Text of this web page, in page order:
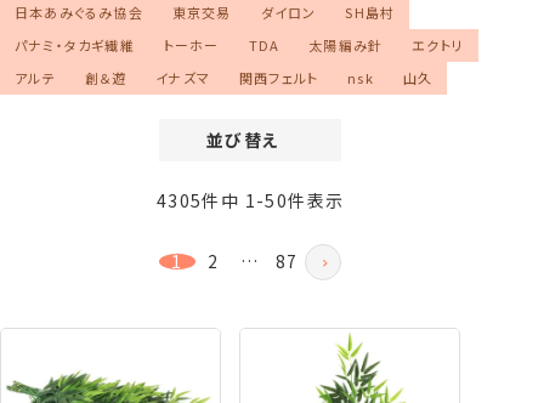
日本あみぐるみ協会
東京交易 ダイロン
SH島村
パナミ・タカギ繊維
トーホー TDA 太陽編み針
エクトリ
アルテ
創＆遊 イナズマ 関西フェルト nsk 山久
並び替え
価格が高い順
登録順
レビュー順
4305件中 1 -50件表示
1 2 … 87